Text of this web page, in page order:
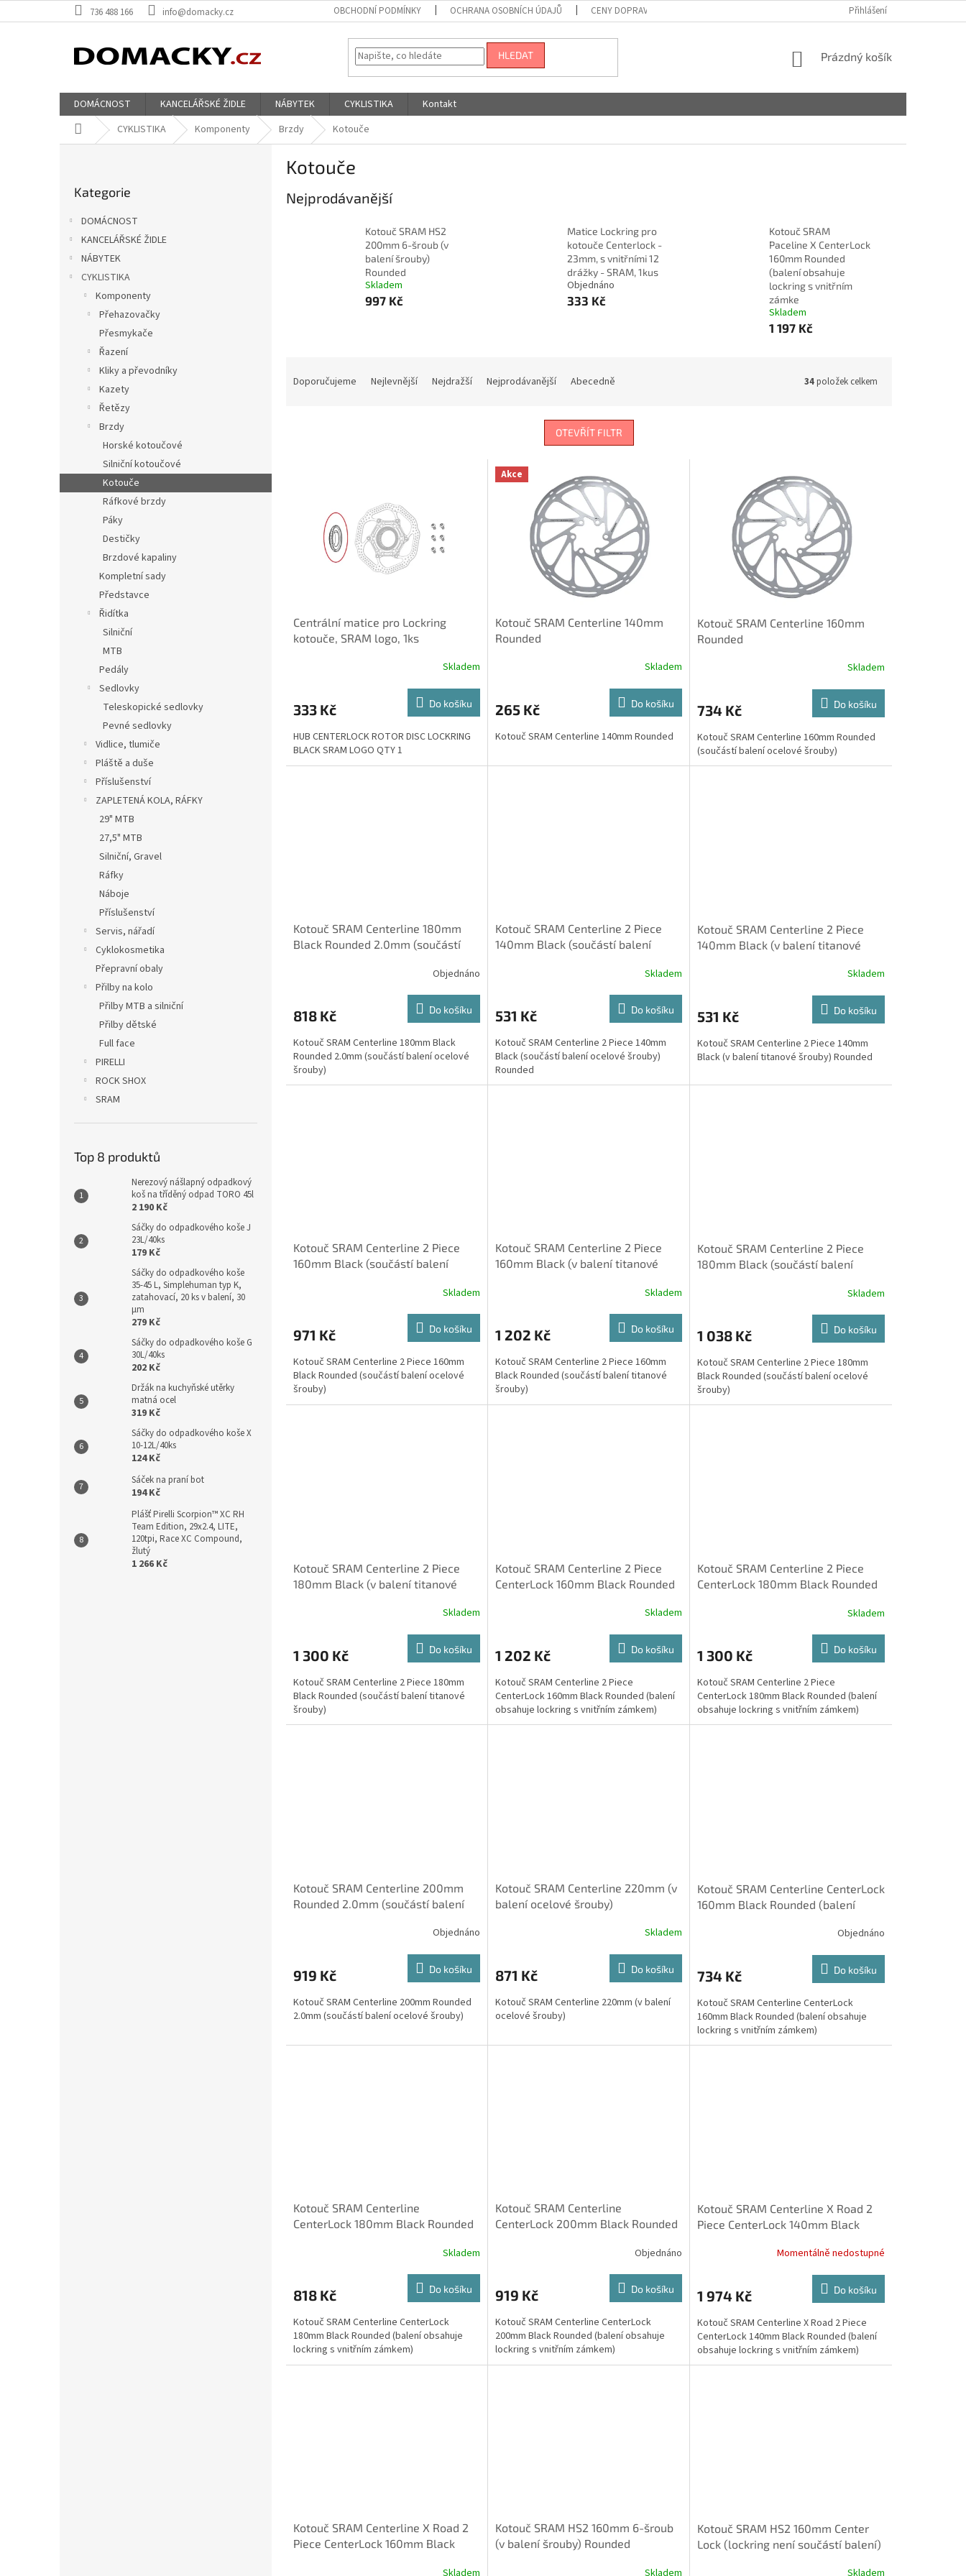
na
736 488 166 info@domacky.cz OBCHODNÍ PODMÍNKY OCHRANA OSOBNÍCH ÚDAJŮ CENY DOPRAVY Přihlášení
HLEDAT
NÁKUPNÍ
Prázdný košík
DOMÁCNOST KANCELÁŘSKÉ ŽIDLE NÁBYTEK CYKLISTIKA
Kontakt
Domů CYKLISTIKA Komponenty Brzdy Kotouče
kategorie
Kategorie
DOMÁCNOST
KANCELÁŘSKÉ ŽIDLE
NÁBYTEK
CYKLISTIKA
Komponenty
Přehazovačky
Přesmykače
Řazení
Kliky a převodníky
Kazety
Řetězy
Brzdy
Horské kotoučové
Silniční kotoučové
Kotouče
Ráfkové brzdy
Páky
Destičky
Brzdové kapaliny
Kompletní sady
Představce
Řidítka
Silniční
MTB
Pedály
Sedlovky
Teleskopické sedlovky
Pevné sedlovky
Vidlice, tlumiče
Pláště a duše
Příslušenství
ZAPLETENÁ KOLA, RÁFKY
29" MTB
27,5" MTB
Silniční, Gravel
Ráfky
Náboje
Příslušenství
Servis, nářadí
Cyklokosmetika
Přepravní obaly
Přilby na kolo
Přilby MTB a silniční
Přilby dětské
Full face
PIRELLI
ROCK SHOX
SRAM
Top 8 produktů
Nerezový nášlapný odpadkový
koš na tříděný odpad TORO 45l
2 190 Kč
Sáčky do odpadkového koše J
23L/40ks
179 Kč
Sáčky do odpadkového koše
35-45 L, Simplehuman typ K,
zatahovací, 20 ks v balení, 30
µm
279 Kč
Sáčky do odpadkového koše G
30L/40ks
202 Kč
Držák na kuchyňské utěrky
matná ocel
319 Kč
Sáčky do odpadkového koše X
10-12L/40ks
124 Kč
Sáček na praní bot
194 Kč
Plášť Pirelli Scorpion™ XC RH
Team Edition, 29x2.4, LITE,
120tpi, Race XC Compound,
žlutý
1 266 Kč
Kotouče
Nejprodávanější
Kotouč SRAM HS2
200mm 6-šroub (v
balení šrouby)
Rounded
Skladem
997 Kč
Matice Lockring pro
kotouče Centerlock -
23mm, s vnitřními 12
drážky - SRAM, 1kus
Objednáno
333 Kč
Kotouč SRAM
Paceline X CenterLock
160mm Rounded
(balení obsahuje
lockring s vnitřním
zámke
Skladem
1 197 Kč
Doporučujeme Nejlevnější Nejdražší Nejprodávanější Abecedně 34položek celkem
OTEVŘÍT FILTR
Centrální matice pro Lockring
kotouče, SRAM logo, 1ks
Skladem
333 Kč Do košíku
HUB CENTERLOCK ROTOR DISC LOCKRING
BLACK SRAM LOGO QTY 1
Akce
Kotouč SRAM Centerline 140mm
Rounded
Skladem
265 Kč Do košíku
Kotouč SRAM Centerline 140mm Rounded
Kotouč SRAM Centerline 160mm
Rounded
Skladem
734 Kč Do košíku
Kotouč SRAM Centerline 160mm Rounded
(součástí balení ocelové šrouby)
Kotouč SRAM Centerline 180mm
Black Rounded 2.0mm (součástí
Objednáno
818 Kč Do košíku
Kotouč SRAM Centerline 180mm Black
Rounded 2.0mm (součástí balení ocelové
šrouby)
Kotouč SRAM Centerline 2 Piece
140mm Black (součástí balení
Skladem
531 Kč Do košíku
Kotouč SRAM Centerline 2 Piece 140mm
Black (součástí balení ocelové šrouby)
Rounded
Kotouč SRAM Centerline 2 Piece
140mm Black (v balení titanové
Skladem
531 Kč Do košíku
Kotouč SRAM Centerline 2 Piece 140mm
Black (v balení titanové šrouby) Rounded
Kotouč SRAM Centerline 2 Piece
160mm Black (součástí balení
Skladem
971 Kč Do košíku
Kotouč SRAM Centerline 2 Piece 160mm
Black Rounded (součástí balení ocelové
šrouby)
Kotouč SRAM Centerline 2 Piece
160mm Black (v balení titanové
Skladem
1 202 Kč Do košíku
Kotouč SRAM Centerline 2 Piece 160mm
Black Rounded (součástí balení titanové
šrouby)
Kotouč SRAM Centerline 2 Piece
180mm Black (součástí balení
Skladem
1 038 Kč Do košíku
Kotouč SRAM Centerline 2 Piece 180mm
Black Rounded (součástí balení ocelové
šrouby)
Kotouč SRAM Centerline 2 Piece
180mm Black (v balení titanové
Skladem
1 300 Kč Do košíku
Kotouč SRAM Centerline 2 Piece 180mm
Black Rounded (součástí balení titanové
šrouby)
Kotouč SRAM Centerline 2 Piece
CenterLock 160mm Black Rounded
Skladem
1 202 Kč Do košíku
Kotouč SRAM Centerline 2 Piece
CenterLock 160mm Black Rounded (balení
obsahuje lockring s vnitřním zámkem)
Kotouč SRAM Centerline 2 Piece
CenterLock 180mm Black Rounded
Skladem
1 300 Kč Do košíku
Kotouč SRAM Centerline 2 Piece
CenterLock 180mm Black Rounded (balení
obsahuje lockring s vnitřním zámkem)
Kotouč SRAM Centerline 200mm
Rounded 2.0mm (součástí balení
Objednáno
919 Kč Do košíku
Kotouč SRAM Centerline 200mm Rounded
2.0mm (součástí balení ocelové šrouby)
Kotouč SRAM Centerline 220mm (v
balení ocelové šrouby)
Skladem
871 Kč Do košíku
Kotouč SRAM Centerline 220mm (v balení
ocelové šrouby)
Kotouč SRAM Centerline CenterLock
160mm Black Rounded (balení
Objednáno
734 Kč Do košíku
Kotouč SRAM Centerline CenterLock
160mm Black Rounded (balení obsahuje
lockring s vnitřním zámkem)
Kotouč SRAM Centerline
CenterLock 180mm Black Rounded
Skladem
818 Kč Do košíku
Kotouč SRAM Centerline CenterLock
180mm Black Rounded (balení obsahuje
lockring s vnitřním zámkem)
Kotouč SRAM Centerline
CenterLock 200mm Black Rounded
Objednáno
919 Kč Do košíku
Kotouč SRAM Centerline CenterLock
200mm Black Rounded (balení obsahuje
lockring s vnitřním zámkem)
Kotouč SRAM Centerline X Road 2
Piece CenterLock 140mm Black
Momentálně nedostupné
1 974 Kč Do košíku
Kotouč SRAM Centerline X Road 2 Piece
CenterLock 140mm Black Rounded (balení
obsahuje lockring s vnitřním zámkem)
Kotouč SRAM Centerline X Road 2
Piece CenterLock 160mm Black
Skladem
Kotouč SRAM HS2 160mm 6-šroub
(v balení šrouby) Rounded
Skladem
Kotouč SRAM HS2 160mm Center
Lock (lockring není součástí balení)